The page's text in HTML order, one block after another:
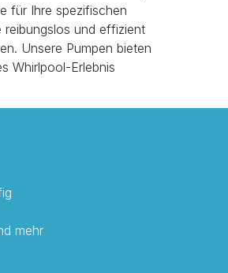
für Ihre spezifischen
reibungslos und effizient
Unsere Pumpen bieten
Whirlpool-Erlebnis
mehr